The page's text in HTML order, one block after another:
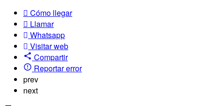
Cómo llegar
Llamar
Whatsapp
Visitar web
Compartir
Reportar error
prev
next